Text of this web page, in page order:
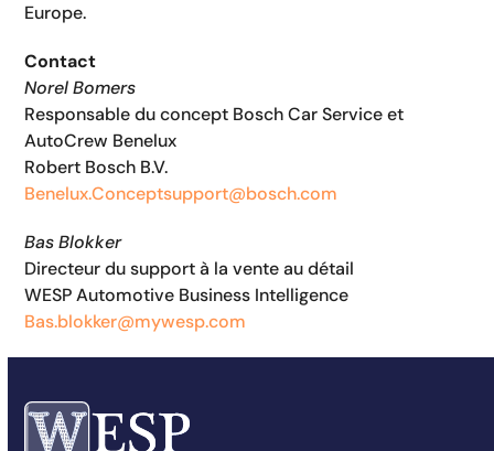
Europe.
Contact
Norel Bomers
Responsable du concept Bosch Car Service et
AutoCrew Benelux
Robert Bosch B.V.
Benelux.Conceptsupport@bosch.com
Bas Blokker
Directeur du support à la vente au détail
WESP Automotive Business Intelligence
Bas.blokker@mywesp.com